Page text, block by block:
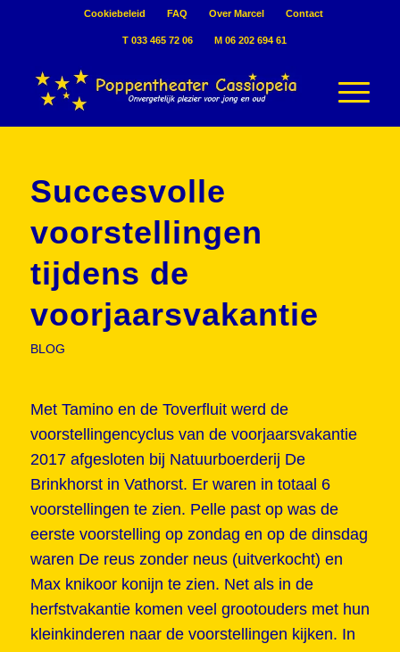
Cookiebeleid FAQ Over Marcel Contact
T 033 465 72 06 M 06 202 694 61
Succesvolle
voorstellingen
tijdens de
voorjaarsvakantie
BLOG
Met Tamino en de Toverfluit werd de
voorstellingencyclus van de voorjaarsvakantie
2017 afgesloten bij Natuurboerderij De
Brinkhorst in Vathorst. Er waren in totaal 6
voorstellingen te zien. Pelle past op was de
eerste voorstelling op zondag en op de dinsdag
waren De reus zonder neus (uitverkocht) en
Max knikoor konijn te zien. Net als in de
herfstvakantie komen veel grootouders met hun
kleinkinderen naar de voorstellingen kijken. In